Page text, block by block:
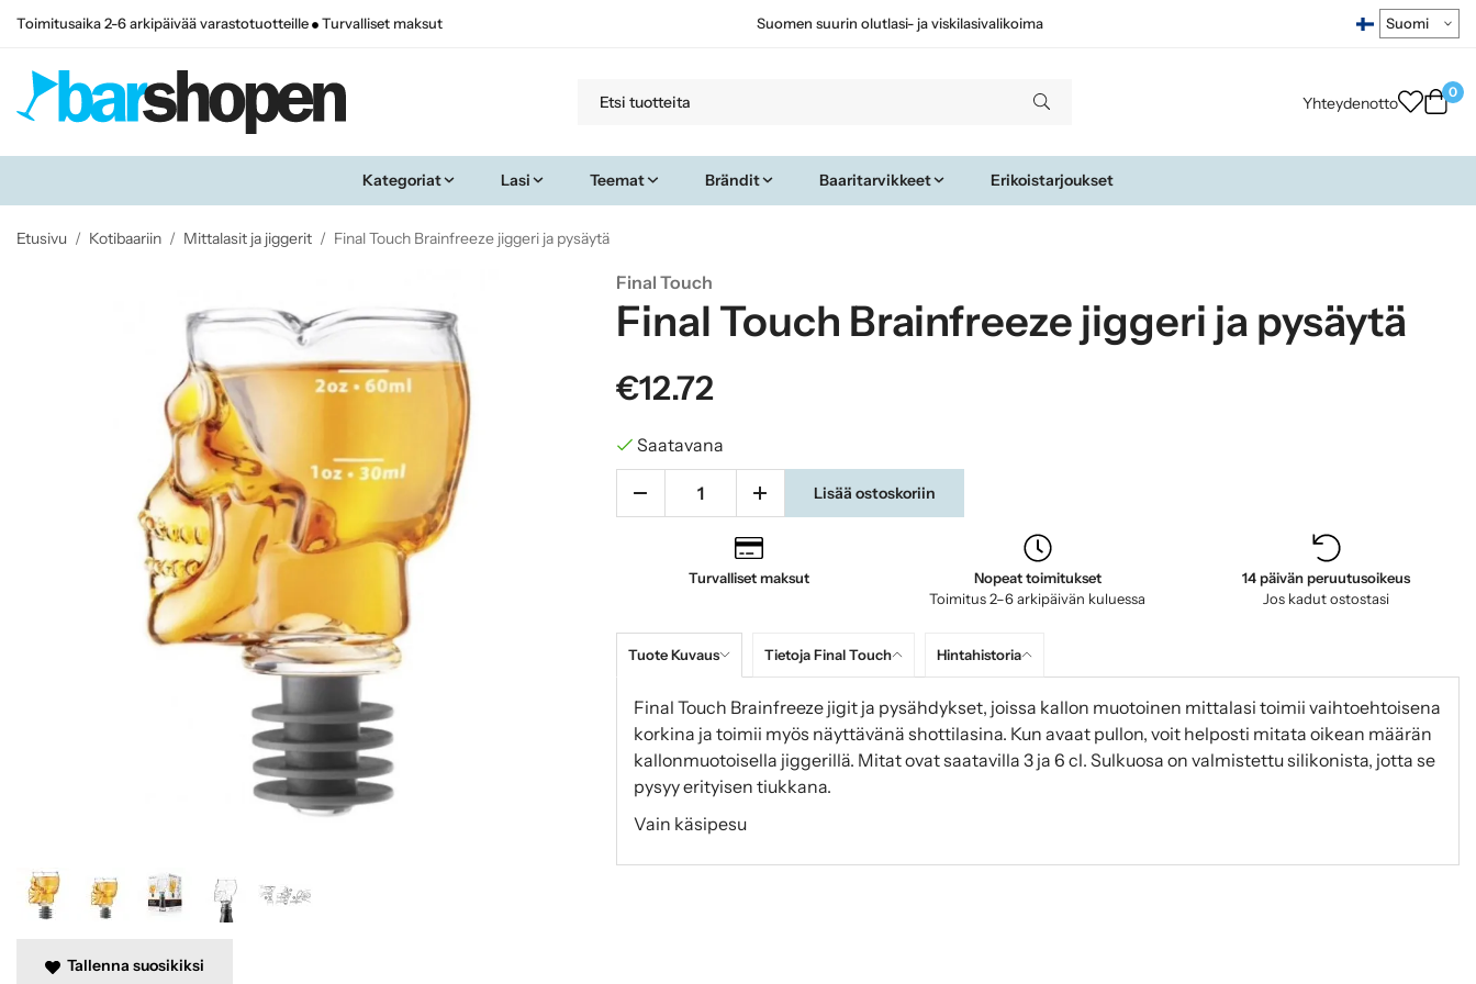
Toimitusaika 2-6 arkipäivää varastotuotteille Turvalliset maksut Suomen suurin olutlasi- ja viskilasivalikoima
Yhteydenotto
0
Kategoriat Lasi Teemat Brändit Baaritarvikkeet Erikoistarjoukset
Etusivu / Kotibaariin / Mittalasit ja jiggerit / Final Touch Brainfreeze jiggeri ja pysäytä
Final Touch
Final Touch Brainfreeze jiggeri ja pysäytä
€12.72
Saatavana
Lisää ostoskoriin
Turvalliset maksut
Nopeat toimitukset
Toimitus 2–6 arkipäivän kuluessa
14 päivän peruutusoikeus
Jos kadut ostostasi
Tuote Kuvaus Tietoja Final Touch Hintahistoria
Final Touch Brainfreeze jigit ja pysähdykset, joissa kallon muotoinen mittalasi toimii vaihtoehtoisena
korkina ja toimii myös näyttävänä shottilasina. Kun avaat pullon, voit helposti mitata oikean määrän
kallonmuotoisella jiggerillä. Mitat ovat saatavilla 3 ja 6 cl. Sulkuosa on valmistettu silikonista, jotta se
pysyy erityisen tiukkana.
Vain käsipesu
Tallenna suosikiksi